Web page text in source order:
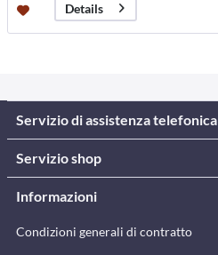
Details
Servizio di assistenza telefonica
Servizio shop
Informazioni
Condizioni generali di contratto